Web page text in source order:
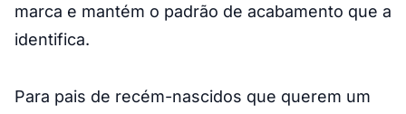
marca e mantém o padrão de acabamento que a
identifica.
Para pais de recém-nascidos que querem um